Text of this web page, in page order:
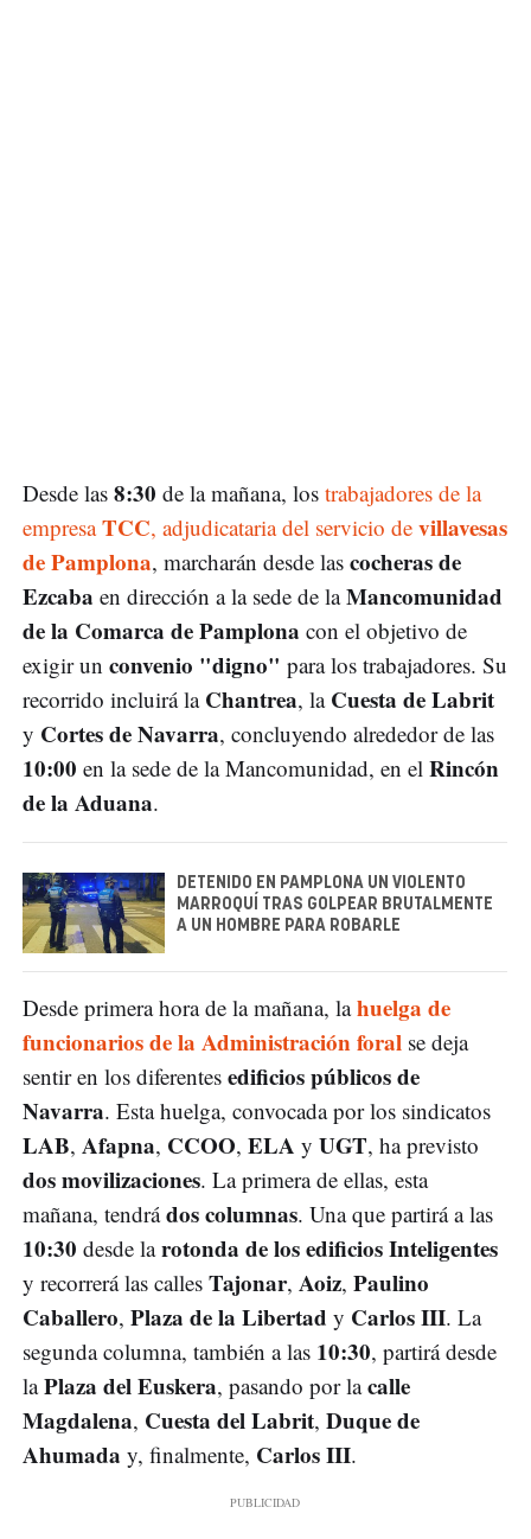
Desde las 8:30 de la mañana, los trabajadores de la
empresaTCC, adjudicataria del servicio de villavesas
de Pamplona, marcharán desde las cocheras de
Ezcaba en dirección a la sede de laMancomunidad
de la Comarca de Pamplona con el objetivo de
exigir un convenio "digno" para los trabajadores. Su
recorrido incluirá la Chantrea, la Cuesta de Labrit
y Cortes de Navarra, concluyendo alrededor de las
10:00 en la sede de la Mancomunidad, en el Rincón
de la Aduana.
DETENIDO EN PAMPLONA UN VIOLENTO
MARROQUÍ TRAS GOLPEAR BRUTALMENTE
A UN HOMBRE PARA ROBARLE
Desde primera hora de la mañana, la huelga de
funcionarios de la Administración foral se deja
sentir en los diferentes edificios públicos de
Navarra. Esta huelga, convocada por los sindicatos
LAB, Afapna, CCOO, ELA y UGT, ha previsto
dos movilizaciones. La primera de ellas, esta
mañana, tendrádos columnas. Una que partirá a las
10:30 desde larotonda de los edificios Inteligentes
y recorrerá las calles Tajonar, Aoiz, Paulino
Caballero, Plaza de la Libertad y Carlos III. La
segunda columna, también a las 10:30, partirá desde
laPlaza del Euskera, pasando por lacalle
Magdalena, Cuesta del Labrit, Duque de
Ahumada y, finalmente, Carlos III.